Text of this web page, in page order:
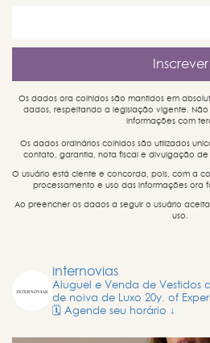
Os dados ora colhidos são mantidos em
dados, respeitando a legislação vigente. Não
informações com
Os dados ordinários colhidos são utilizados
contato, garantia, nota fiscal e divulgação de
O usuário está ciente e concorda, pois, com a
processamento e uso das informações ora
Ao preencher os dados a seguir o usuário
uso.
internovias
Aluguel e Venda de Vestidos
de noiva de Luxo 20y. of
🗓️ Agende seu horário ↓